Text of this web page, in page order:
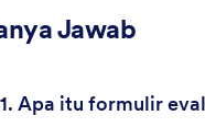
Jawab
1. Apa itu formulir